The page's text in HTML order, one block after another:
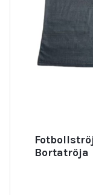
Bortatröja